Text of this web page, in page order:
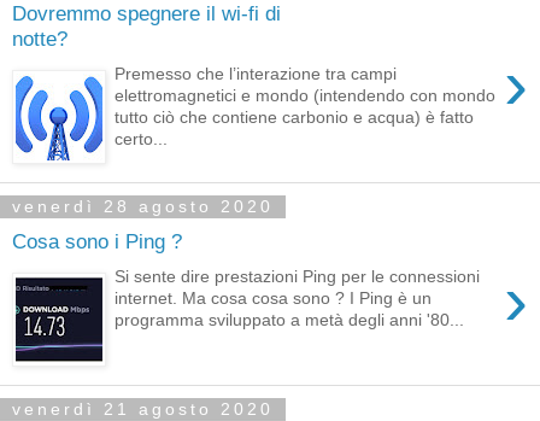
Dovremmo spegnere il wi-fi di
notte?
›
Premesso che l’interazione tra campi
elettromagnetici e mondo (intendendo con mondo
tutto ciò che contiene carbonio e acqua) è fatto
certo...
venerdì 28 agosto 2020
Cosa sono i Ping ?
›
Si sente dire prestazioni Ping per le connessioni
internet. Ma cosa cosa sono ? I Ping è un
programma sviluppato a metà degli anni '80...
venerdì 21 agosto 2020